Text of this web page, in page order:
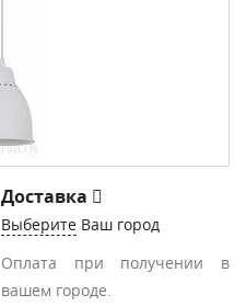
Доставка
Выберите Ваш город
Оплата при получении в
вашем городе.